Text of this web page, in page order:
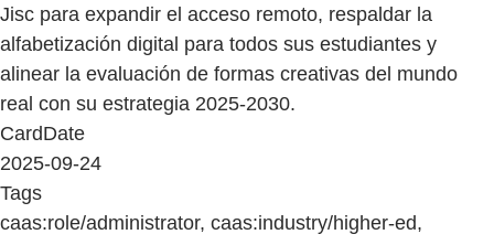
Jisc para expandir el acceso remoto, respaldar la
alfabetización digital para todos sus estudiantes y
alinear la evaluación de formas creativas del mundo
real con su estrategia 2025-2030.
CardDate
2025-09-24
Tags
caas:role/administrator, caas:industry/higher-ed,